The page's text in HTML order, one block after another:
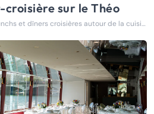
croisière sur le Théo
En famille ou entre amis, les brunchs et dîners croisières autour de la cuisine italienne vous feront passer un moment inoubliable le long de la Seine.